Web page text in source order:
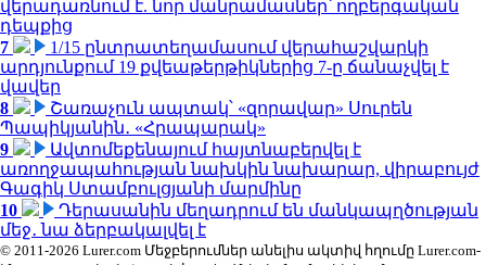
վերադառնում է. նոր մանրամասներ՝ ողբերգական
դեպքից
7
1/15 ընտրատեղամասում վերահաշվարկի
արդյունքում 19 քվեաթերթիկներից 7-ը ճանաչվել է
վավեր
8
Շառաչուն ապտակ՝ «զորավար» Սուրեն
Պապիկյանին․ «Հրապարակ»
9
Ավտոմեքենայում հայտնաբերվել է
առողջապահության նախկին նախարար, վիրաբույժ
Գագիկ Ստամբուլցյանի մարմինը
10
Դերասանին մեղադրում են մանկապղծության
մեջ․ նա ձերբակալվել է
© 2011-2026 Lurer.com Մեջբերումներ անելիս ակտիվ հղումը Lurer.com-